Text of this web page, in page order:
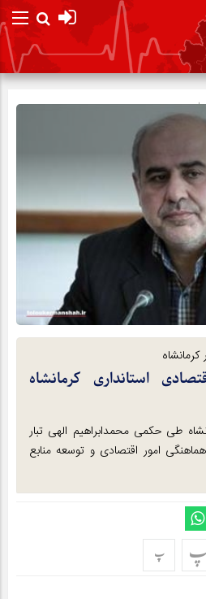
استانداری کرمانشاه
طی حکمی محمدابراهیم الهی تبار
امور اقتصادی و توسعه منابع
پ پ